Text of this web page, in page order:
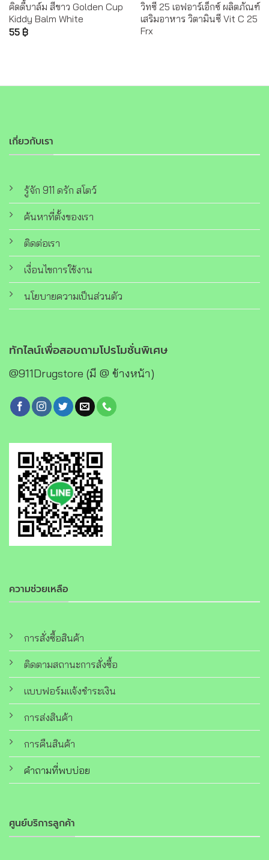
คิดดี้บาล์ม สีขาว Golden Cup
Kiddy Balm White
55 ฿
วิทซี 25 เอฟอาร์เอ็กซ์ ผลิตภัณฑ์
เสริมอาหาร วิตามินซี Vit C 25
Frx
เกี่ยวกับเรา
รู้จัก 911 ดรัก สโตว์
ค้นหาที่ตั้งของเรา
ติดต่อเรา
เงื่อนไขการใช้งาน
นโยบายความเป็นส่วนตัว
ความช่วยเหลือ
การสั่งซื้อสินค้า
ติดตามสถานะการสั่งซื้อ
แบบฟอร์มแจ้งชำระเงิน
การส่งสินค้า
การคืนสินค้า
คำถามที่พบบ่อย
ศูนย์บริการลูกค้า
ทักไลน์เพื่อสอบถามโปรโมชั่นพิเศษ
@911Drugstore (มี @ ข้างหน้า)